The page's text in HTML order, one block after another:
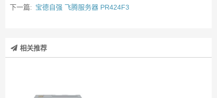
下一篇: 宝德自强 飞腾服务器 PR424F3
相关推荐